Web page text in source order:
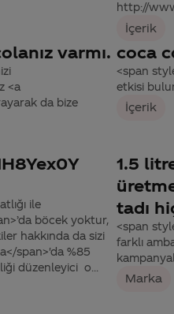
http://
İçerik
varmı.
<a
da bize
coca
<span
etkisi
İçerik
ile
böcek yoktur,
hakkında da sizi
span>'da %85
düzenleyici o...
1.5
tadı
<span
farklı
Marka